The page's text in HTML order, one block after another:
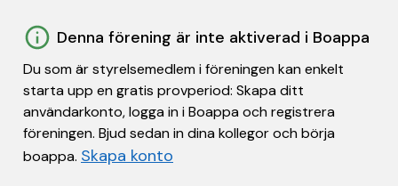
Denna förening är inte aktiverad i Boappa
Du som är styrelsemedlem i föreningen kan enkelt
starta upp en gratis provperiod: Skapa ditt
användarkonto, logga in i Boappa och registrera
föreningen. Bjud sedan in dina kollegor och börja
boappa. Skapa konto